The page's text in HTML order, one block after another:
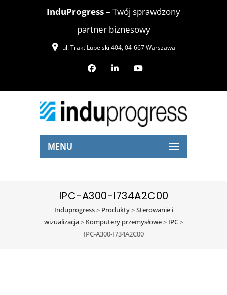
InduProgress– Twój sprawdzony
partner biznesowy
ul. Trakt Lubelski 404, 04-667 Warszawa
MENU
IPC-A300-I734A2C00
Induprogress> Produkty>Sterowanie i
wizualizacja> Komputery przemysłowe> IPC>
IPC-A300-I734A2C00